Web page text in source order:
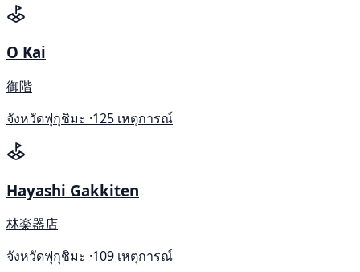
O Kai
御階
จังหวัดฟุกุชิมะ ·125 เหตุการณ์
Hayashi Gakkiten
林楽器店
จังหวัดฟุกุชิมะ ·109 เหตุการณ์